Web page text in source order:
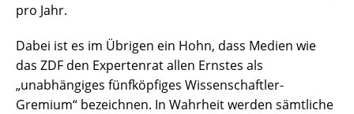
pro Jahr.
Dabei ist es im Übrigen ein Hohn, dass Medien wie
das ZDF den Expertenrat allen Ernstes als
„unabhängiges fünfköpfiges Wissenschaftler-
Gremium“ bezeichnen. In Wahrheit werden sämtliche